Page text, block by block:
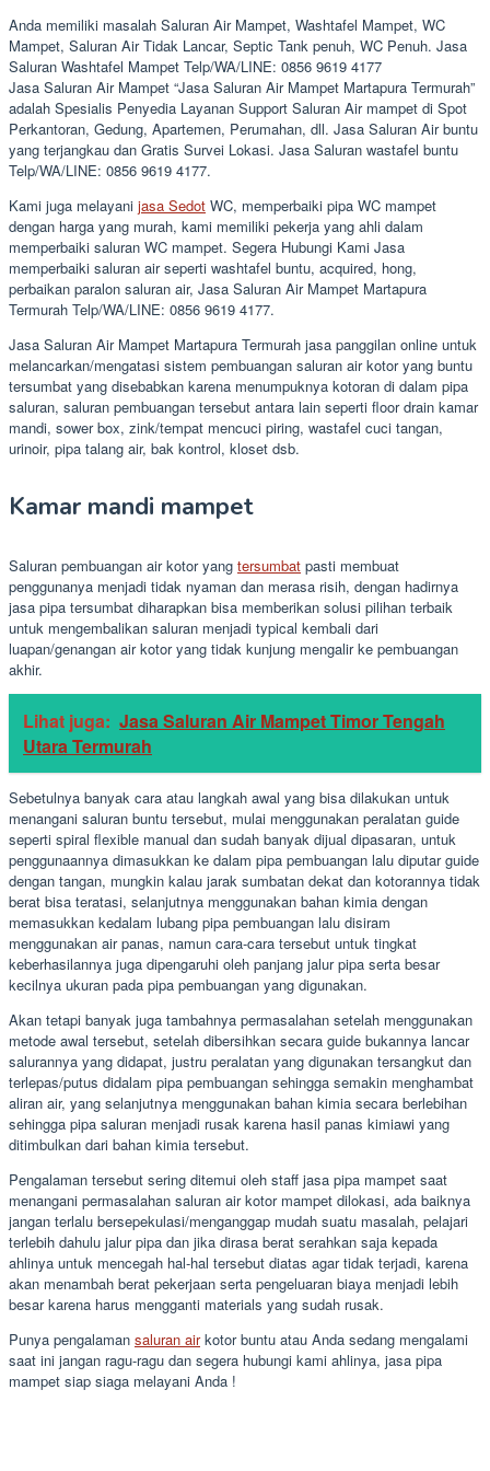
Anda memiliki masalah Saluran Air Mampet, Washtafel Mampet, WC
Mampet, Saluran Air Tidak Lancar, Septic Tank penuh, WC Penuh. Jasa
Saluran Washtafel Mampet Telp/WA/LINE: 0856 9619 4177
Jasa Saluran Air Mampet “Jasa Saluran Air Mampet Martapura Termurah”
adalah Spesialis Penyedia Layanan Support Saluran Air mampet di Spot
Perkantoran, Gedung, Apartemen, Perumahan, dll. Jasa Saluran Air buntu
yang terjangkau dan Gratis Survei Lokasi. Jasa Saluran wastafel buntu
Telp/WA/LINE: 0856 9619 4177.
Kami juga melayani jasa Sedot WC, memperbaiki pipa WC mampet
dengan harga yang murah, kami memiliki pekerja yang ahli dalam
memperbaiki saluran WC mampet. Segera Hubungi Kami Jasa
memperbaiki saluran air seperti washtafel buntu, acquired, hong,
perbaikan paralon saluran air, Jasa Saluran Air Mampet Martapura
Termurah Telp/WA/LINE: 0856 9619 4177.
Jasa Saluran Air Mampet Martapura Termurah jasa panggilan online untuk
melancarkan/mengatasi sistem pembuangan saluran air kotor yang buntu
tersumbat yang disebabkan karena menumpuknya kotoran di dalam pipa
saluran, saluran pembuangan tersebut antara lain seperti floor drain kamar
mandi, sower box, zink/tempat mencuci piring, wastafel cuci tangan,
urinoir, pipa talang air, bak kontrol, kloset dsb.
Kamar mandi mampet
Saluran pembuangan air kotor yang tersumbat pasti membuat
penggunanya menjadi tidak nyaman dan merasa risih, dengan hadirnya
jasa pipa tersumbat diharapkan bisa memberikan solusi pilihan terbaik
untuk mengembalikan saluran menjadi typical kembali dari
luapan/genangan air kotor yang tidak kunjung mengalir ke pembuangan
akhir.
Lihat juga: Jasa Saluran Air Mampet Timor Tengah
Utara Termurah
Sebetulnya banyak cara atau langkah awal yang bisa dilakukan untuk
menangani saluran buntu tersebut, mulai menggunakan peralatan guide
seperti spiral flexible manual dan sudah banyak dijual dipasaran, untuk
penggunaannya dimasukkan ke dalam pipa pembuangan lalu diputar guide
dengan tangan, mungkin kalau jarak sumbatan dekat dan kotorannya tidak
berat bisa teratasi, selanjutnya menggunakan bahan kimia dengan
memasukkan kedalam lubang pipa pembuangan lalu disiram
menggunakan air panas, namun cara-cara tersebut untuk tingkat
keberhasilannya juga dipengaruhi oleh panjang jalur pipa serta besar
kecilnya ukuran pada pipa pembuangan yang digunakan.
Akan tetapi banyak juga tambahnya permasalahan setelah menggunakan
metode awal tersebut, setelah dibersihkan secara guide bukannya lancar
salurannya yang didapat, justru peralatan yang digunakan tersangkut dan
terlepas/putus didalam pipa pembuangan sehingga semakin menghambat
aliran air, yang selanjutnya menggunakan bahan kimia secara berlebihan
sehingga pipa saluran menjadi rusak karena hasil panas kimiawi yang
ditimbulkan dari bahan kimia tersebut.
Pengalaman tersebut sering ditemui oleh staff jasa pipa mampet saat
menangani permasalahan saluran air kotor mampet dilokasi, ada baiknya
jangan terlalu bersepekulasi/menganggap mudah suatu masalah, pelajari
terlebih dahulu jalur pipa dan jika dirasa berat serahkan saja kepada
ahlinya untuk mencegah hal-hal tersebut diatas agar tidak terjadi, karena
akan menambah berat pekerjaan serta pengeluaran biaya menjadi lebih
besar karena harus mengganti materials yang sudah rusak.
Punya pengalaman saluran airkotor buntu atau Anda sedang mengalami
saat ini jangan ragu-ragu dan segera hubungi kami ahlinya, jasa pipa
mampet siap siaga melayani Anda !